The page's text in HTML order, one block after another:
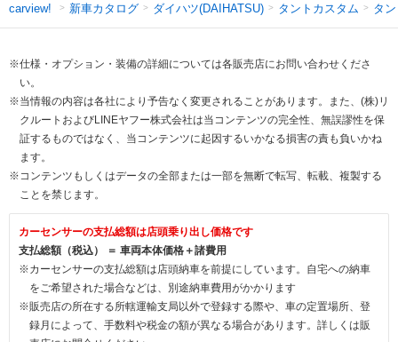
carview! 新車カタログ ダイハツ(DAIHATSU) タントカスタム タ
※仕様・オプション・装備の詳細については各販売店にお問い合わせくださ
い。
※当情報の内容は各社により予告なく変更されることがあります。また、(株)リ
クルートおよびLINEヤフー株式会社は当コンテンツの完全性、無誤謬性を保
証するものではなく、当コンテンツに起因するいかなる損害の責も負いかね
ます。
※コンテンツもしくはデータの全部または一部を無断で転写、転載、複製する
ことを禁じます。
カーセンサーの支払総額は店頭乗り出し価格です
支払総額（税込） ＝ 車両本体価格＋諸費用
※カーセンサーの支払総額は店頭納車を前提にしています。自宅への納車
をご希望された場合などは、別途納車費用がかかります
※販売店の所在する所轄運輸支局以外で登録する際や、車の定置場所、登
録月によって、手数料や税金の額が異なる場合があります。詳しくは販